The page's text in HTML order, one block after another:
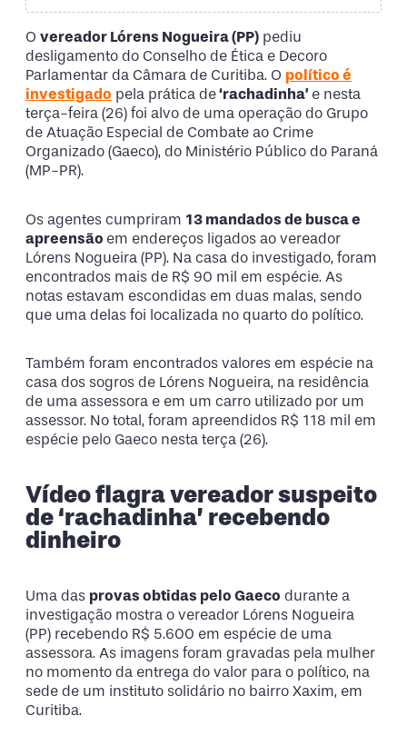
O vereador Lórens Nogueira (PP) pediu
desligamento do Conselho de Ética e Decoro
Parlamentar da Câmara de Curitiba. O político é
investigado pela prática de‘rachadinha’ e nesta
terça-feira (26) foi alvo de uma operação do Grupo
de Atuação Especial de Combate ao Crime
Organizado (Gaeco), do Ministério Público do Paraná
(MP-PR).
Os agentes cumpriram 13 mandados de busca e
apreensão em endereços ligados ao vereador
Lórens Nogueira (PP). Na casa do investigado, foram
encontrados mais de R$ 90 mil em espécie. As
notas estavam escondidas em duas malas, sendo
que uma delas foi localizada no quarto do político.
Também foram encontrados valores em espécie na
casa dos sogros de Lórens Nogueira, na residência
de uma assessora e em um carro utilizado por um
assessor. No total, foram apreendidos R$ 118 mil em
espécie pelo Gaeco nesta terça (26).
Vídeo flagra vereador suspeito
de ‘rachadinha’ recebendo
dinheiro
Uma das provas obtidas pelo Gaeco durante a
investigação mostra o vereador Lórens Nogueira
(PP) recebendo R$ 5.600 em espécie de uma
assessora. As imagens foram gravadas pela mulher
no momento da entrega do valor para o político, na
sede de um instituto solidário no bairro Xaxim, em
Curitiba.